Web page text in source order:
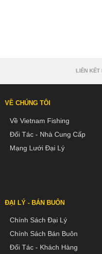
LIÊN KẾT
VỀ CHÚNG TÔI
Về Vietnam Fishing
Đối Tác - Nhà Cung Cấp
Mạng Lưới Đại Lý
ĐẠI LÝ - BÁN BUÔN
Chính Sách Đại Lý
Chính Sách Bán Buôn
Đối Tác - Khách Hàng